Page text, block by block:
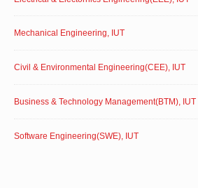
Mechanical Engineering, IUT
Civil & Environmental Engineering(CEE), IUT
Business & Technology Management(BTM), IUT
Software Engineering(SWE), IUT